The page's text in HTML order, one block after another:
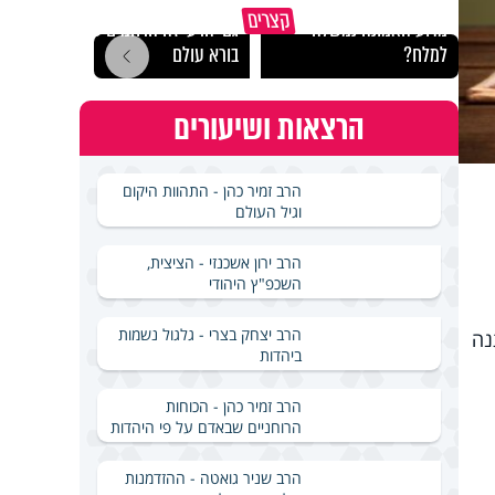
קצרים
מדוע האמונה נמשלה
למלח?
גם ׳הרע׳ זה הרחמים של
בורא עולם
הרצאות ושיעורים
הרב זמיר כהן - התהוות היקום
וגיל העולם
הרב ירון אשכנזי - הציצית,
השכפ"ץ היהודי
הרב יצחק בצרי - גלגול נשמות
ביהדות
הרב זמיר כהן - הכוחות
הרוחניים שבאדם על פי היהדות
הרב שניר גואטה - ההזדמנות